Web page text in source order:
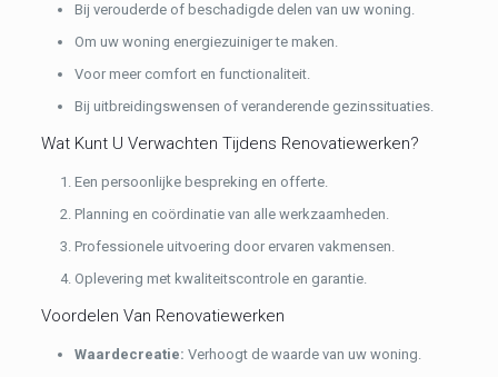
Bij verouderde of beschadigde delen van uw woning.
Om uw woning energiezuiniger te maken.
Voor meer comfort en functionaliteit.
Bij uitbreidingswensen of veranderende gezinssituaties.
Wat Kunt U Verwachten Tijdens Renovatiewerken?
Een persoonlijke bespreking en offerte.
Planning en coördinatie van alle werkzaamheden.
Professionele uitvoering door ervaren vakmensen.
Oplevering met kwaliteitscontrole en garantie.
Voordelen Van Renovatiewerken
Waardecreatie: Verhoogt de waarde van uw woning.